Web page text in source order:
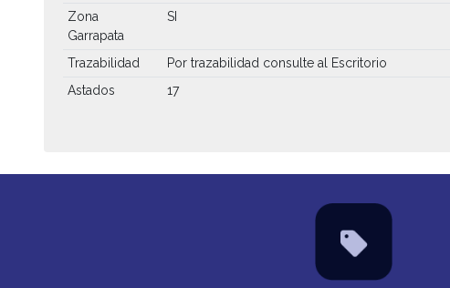
Zona
Garrapata
SI
Trazabilidad
Por trazabilidad consulte al Escritorio
Astados
17